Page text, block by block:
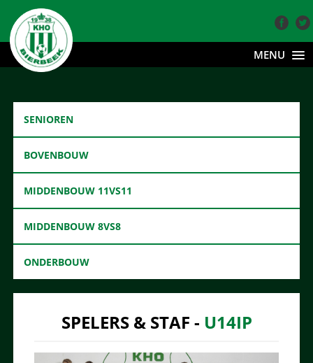
MENU
SENIOREN
BOVENBOUW
MIDDENBOUW 11VS11
MIDDENBOUW 8VS8
ONDERBOUW
SPELERS & STAF - U14IP